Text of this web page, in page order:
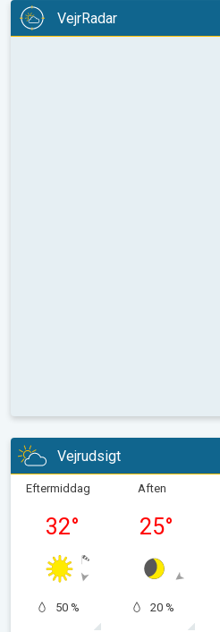
VejrRadar
Vejrudsigt
Eftermiddag
32°
50 %
Aften
25°
20 %